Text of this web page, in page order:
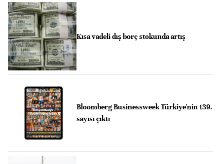
Kısa vadeli dış borç stokunda artış
Bloomberg Businessweek Türkiye'nin 139.
sayısı çıktı